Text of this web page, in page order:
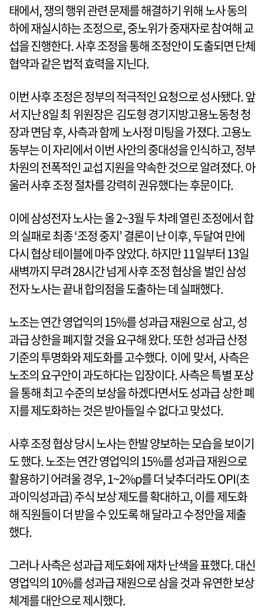
태에서, 쟁의 행위 관련 문제를 해결하기 위해 노사 동의
하에 재실시하는 조정으로, 중노위가 중재자로 참여해 교
섭을 진행한다. 사후 조정을 통해 조정안이 도출되면 단체
협약과 같은 법적 효력을 지닌다.
이번 사후 조정은 정부의 적극적인 요청으로 성사됐다. 앞
서 지난 8일 최 위원장은 김도형 경기지방고용노동청 청
장과 면담 후, 사측과 함께 노사정 미팅을 가졌다. 고용노
동부는 이 자리에서 이번 사안의 중대성을 인식하고, 정부
차원의 전폭적인 교섭 지원을 약속한 것으로 알려졌다. 아
울러 사후 조정 절차를 강력히 권유했다는 후문이다.
이에 삼성전자 노사는 올 2~3월 두 차례 열린 조정에서 합
의 실패로 최종 ‘조정 중지’ 결론이 난 이후, 두달여 만에
다시 협상 테이블에 마주 앉았다. 하지만 11일부터 13일
새벽까지 무려 28시간 넘게 사후 조정 협상을 벌인 삼성
전자 노사는 끝내 합의점을 도출하는 데 실패했다.
노조는 연간 영업익의 15%를 성과급 재원으로 삼고, 성
과급 상한을 폐지할 것을 요구해 왔다. 또한 성과급 산정
기준의 투명화와 제도화를 고수했다. 이에 맞서, 사측은
노조의 요구안이 과도하다는 입장이다. 사측은 특별 포상
을 통해 최고 수준의 보상을 하겠다면서도 성과급 상한 폐
지를 제도화하는 것은 받아들일 수 없다고 맞섰다.
사후 조정 협상 당시 노사는 한발 양보하는 모습을 보이기
도 했다. 노조는 연간 영업익의 15%를 성과급 재원으로
활용하기 어려울 경우, 1~2%p를 더 낮추더라도 OPI(초
과이익성과급) 주식 보상 제도를 확대하고, 이를 제도화
해 직원들이 더 받을 수 있도록 해 달라고 수정안을 제출
했다.
그러나 사측은 성과급 제도화에 재차 난색을 표했다. 대신
영업익의 10%를 성과급 재원으로 삼을 것과 유연한 보상
체계를 대안으로 제시했다.